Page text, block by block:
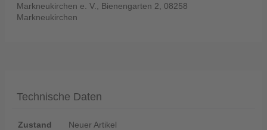
Markneukirchen e. V., Bienengarten 2, 08258
Markneukirchen
Technische Daten
Zustand Neuer Artikel